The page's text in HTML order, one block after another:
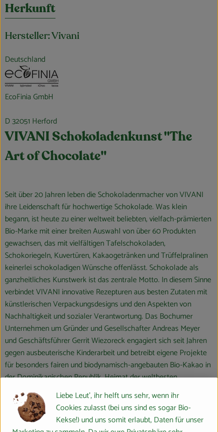
Herkunft
Hersteller: Vivani
Deutschland
EcoFinia GmbH
D 32051 Herford
VIVANI Schokoladenkunst "The
Art of Chocolate"
Seit über 20 Jahren leben die Schokoladenmacher von VIVANI
ihre Leidenschaft für hochwertige Schokolade. Was klein
begann, ist heute zu einer weltweit beliebten, vielfach-prämierten
Bio-Marke mit einer breiten Auswahl von über 60 Produkten
gewachsen, das mit vielfältigen Tafelschokoladen,
Schokoriegeln, Kuvertüren, Kakaogetränken und Trüffelpralinen
keinerlei schokoladigen Wünsche offenlässt. Schokolade als
ganzheitliches Kunstwerk ist das zentrale Motto. In diesem Sinne
verbindet VIVANI innovative Rezepturen aus besten Zutaten mit
künstlerischen Verpackungsdesigns und den Aspekten von
Nachhaltigkeit und sozialer Verantwortung. Das Bochumer
Unternehmen um Gründer und Gesellschafter Andreas Meyer
und Geschäftsführer Gerrit Wiezoreck engagiert sich seit Jahren
gegen ausbeuterische Kinderarbeit und betreibt eigene Projekte
für besonders fairen und biodynamisch-angebauten Bio-Kakao in
der Dominikanischen Republik, Heimat der weltbesten
Edelkakaosorten.
Produktionspartner ist die renommierte Schokoladenfabrik
Weinrich im ostwestfälischen Herford, ein Familienunternehmen
Liebe Leut', ihr helft uns sehr, wenn ihr
Cookies zulasst (bei uns sind es sogar Bio-
Kekse!) und uns somit erlaubt, Daten für unser